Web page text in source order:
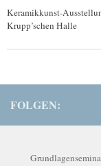
Keramikkunst-
Krupp’schen Halle
FOLGEN: